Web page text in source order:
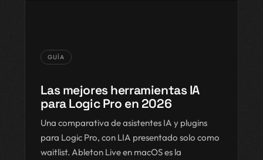
GUÍA
Las mejores herramientas IA
para Logic Pro en 2026
Una comparativa de asistentes IA y plugins
para Logic Pro, con LIA presentado solo como
waitlist. Ableton Live en macOS es la